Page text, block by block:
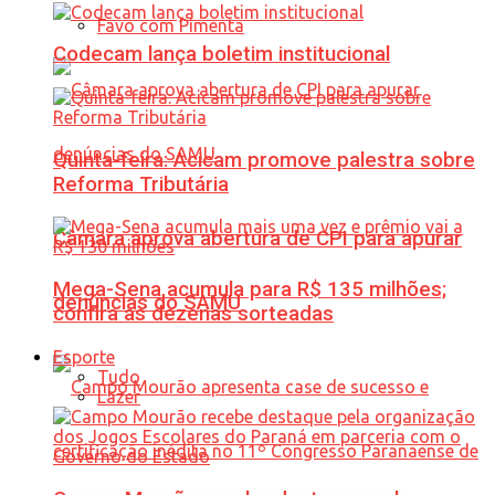
Favo com Pimenta
Câmara aprova abertura de CPI para apurar
denúncias do SAMU
Codecam lança boletim institucional
Quinta-feira: Acicam promove palestra sobre
Reforma Tributária
Mega-Sena acumula para R$ 135 milhões;
confira as dezenas sorteadas
Esporte
Tudo
Lazer